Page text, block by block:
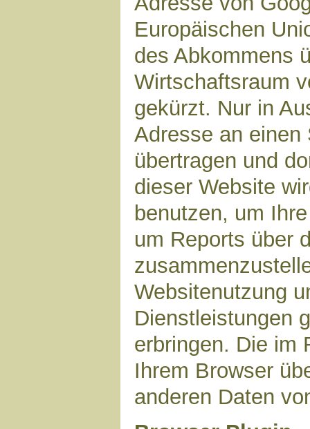
Europäischen
des Abkommens
Wirtschaftsraum
gekürzt. Nur in
Adresse an einen
übertragen und
dieser Website
benutzen, um
um Reports über
Websitenutzung
Dienstleistungen
erbringen. Die im
Ihrem Browser
anderen Daten